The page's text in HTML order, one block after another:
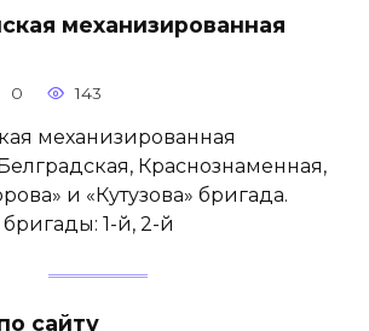
механизированная
0 143
механизированная
Краснознаменная,
и «Кутузова» бригада.
1-й, 2-й
сайту